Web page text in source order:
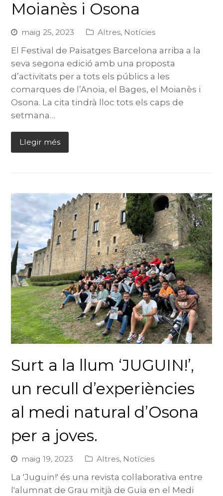
Moianès i Osona
maig 25, 2023 Altres, Notícies
El Festival de Paisatges Barcelona arriba a la
seva segona edició amb una proposta
d’activitats per a tots els públics a les
comarques de l’Anoia, el Bages, el Moianès i
Osona. La cita tindrà lloc tots els caps de
setmana…
Llegir més
Surt a la llum ‘JUGUIN!’,
un recull d’experiències
al medi natural d’Osona
per a joves.
maig 19, 2023 Altres, Notícies
La 'Juguin!' és una revista col·laborativa entre
l'alumnat de Grau mitjà de Guia en el Medi